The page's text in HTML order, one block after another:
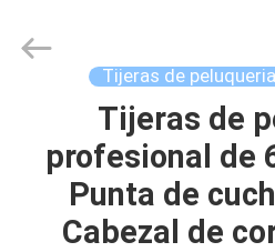
HOGAR
PRODUCTOS
Scissors
Tijeras de
Tijeras de
profesional de
Punta de
Cabezal de